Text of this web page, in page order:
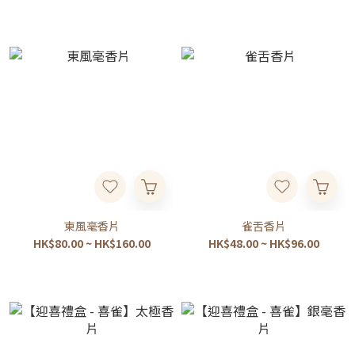
東風毫香片
HK$80.00 ~ HK$160.00
雀舌香片
HK$48.00 ~ HK$96.00